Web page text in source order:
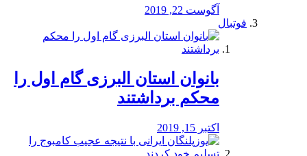
آگوست 22, 2019
فوتبال
بانوان استان البرزی گام اول را
محكم برداشتند
اکتبر 15, 2019